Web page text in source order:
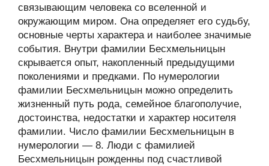
связывающим человека со вселенной и
окружающим миром. Она определяет его судьбу,
основные черты характера и наиболее значимые
события. Внутри фамилии Бесхмельницын
скрывается опыт, накопленный предыдущими
поколениями и предками. По нумерологии
фамилии Бесхмельницын можно определить
жизненный путь рода, семейное благополучие,
достоинства, недостатки и характер носителя
фамилии. Число фамилии Бесхмельницын в
нумерологии — 8. Люди с фамилией
Бесхмельницын рожденны под счастливой